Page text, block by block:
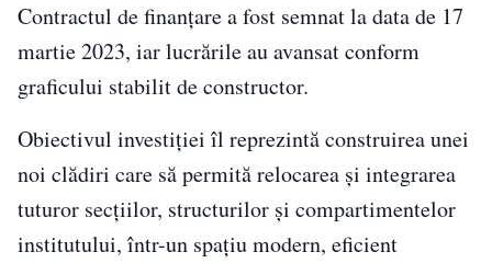
Contractul de finanțare a fost semnat la data de 17
martie 2023, iar lucrările au avansat conform
graficului stabilit de constructor.
Obiectivul investiției îl reprezintă construirea unei
noi clădiri care să permită relocarea și integrarea
tuturor secțiilor, structurilor și compartimentelor
institutului, într-un spațiu modern, eficient